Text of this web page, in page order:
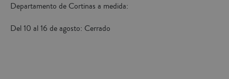
Departamento de Cortinas a medida:
Del 10 al 16 de agosto: Cerrado